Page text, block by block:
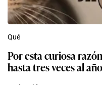
Qué
Por esta curiosa
hasta tres veces al